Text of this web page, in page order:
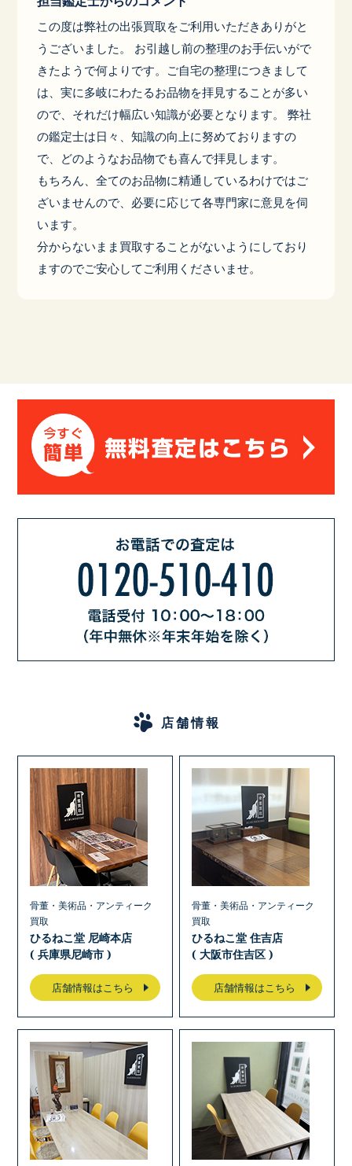
この度は弊社の出張買取をご利用いただきありがと
うございました。 お引越し前の整理のお手伝いがで
きたようで何よりです。ご自宅の整理につきまして
は、実に多岐にわたるお品物を拝見することが多い
ので、それだけ幅広い知識が必要となります。 弊社
の鑑定士は日々、知識の向上に努めておりますの
で、どのようなお品物でも喜んで拝見します。
もちろん、全てのお品物に精通しているわけではご
ざいませんので、必要に応じて各専門家に意見を伺
います。
分からないまま買取することがないようにしており
ますのでご安心してご利用くださいませ。
店舗情報
骨董・美術品・アンティーク
買取
ひるねこ堂 尼崎本店
( 兵庫県尼崎市 )
店舗情報はこちら
骨董・美術品・アンティーク
買取
ひるねこ堂 住吉店
( 大阪市住吉区 )
店舗情報はこちら